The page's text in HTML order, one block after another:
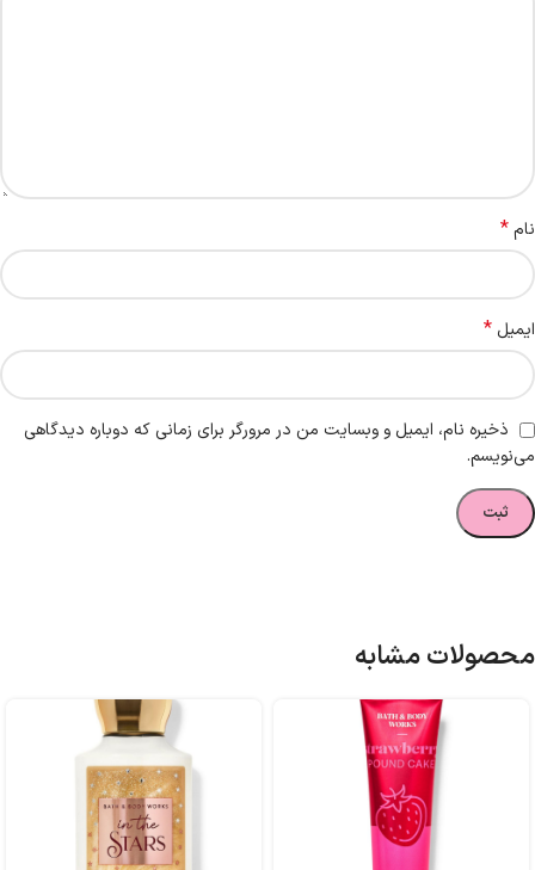
نام*
ایمیل *
ذخیره نام، ایمیل و وبسایت من در مرورگر برای زمانی که دوباره دیدگاهی
می‌نویسم.
محصولات مشابه